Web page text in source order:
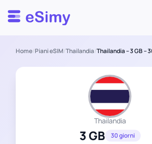
Esimy
Home/Piani eSIM/Thailandia/Thailandia – 3 GB –
Thailandia
3 GB 30 giorni